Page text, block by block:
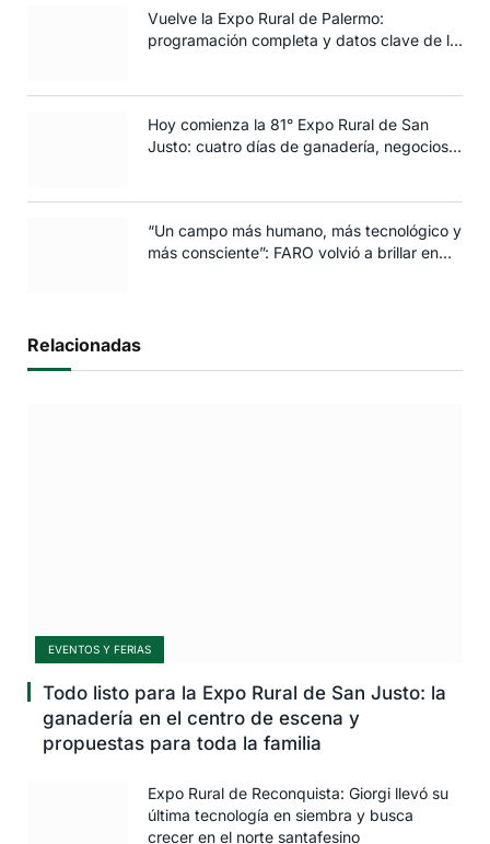
Vuelve la Expo Rural de Palermo:
programación completa y datos clave de la
Hoy comienza la 81° Expo Rural de San
Justo: cuatro días de ganadería, negocios y
“Un campo más humano, más tecnológico y
más consciente”: FARO volvió a brillar en
Relacionadas
EVENTOS Y FERIAS
Todo listo para la Expo Rural de San Justo: la
ganadería en el centro de escena y
propuestas para toda la familia
Expo Rural de Reconquista: Giorgi llevó su
última tecnología en siembra y busca
crecer en el norte santafesino